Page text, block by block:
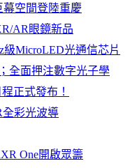
空間登陸重慶
AR眼鏡新品
級MicroLED光通信芯片
全面押注數字光子學
正式發布！
彩光波導
One開啟眾籌